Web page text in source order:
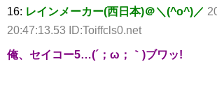
16: レインメーカー(西日本)＠＼(^o^)／
20:47:13.53 ID:Toiffcls0.net
俺、セイコー5…(´；ω；｀)ブワッ!